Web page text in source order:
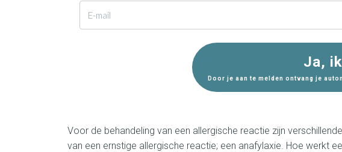
Ja,
Door je aan te melden ontvang je
Voor de behandeling van een allergische reactie zijn
van een ernstige allergische reactie; een anafylaxie. Hoe werkt